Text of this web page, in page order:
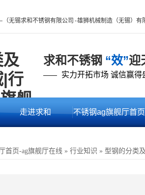
无锡求和不锈钢有限公司 - 雄狮机械制造（无锡）有
|行
舰
求和不锈钢 “效”迎
—— 实力开拓市场 诚信赢得
走进求和 不锈钢ag旗舰厅首页
首页-ag旗舰厅在线 » 行业知识 » 型钢的分类